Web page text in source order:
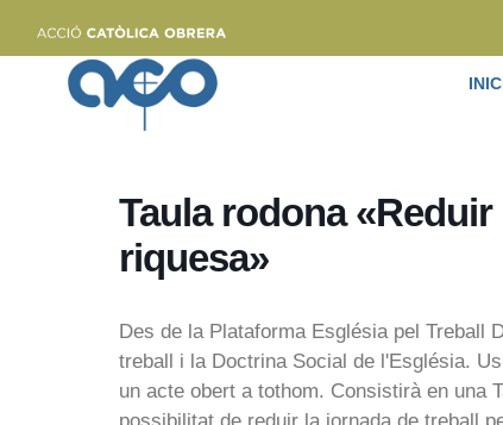
Taula rodona
riquesa»
Des de la Plataforma Església pel Treball
treball i la Doctrina Social de l'Església.
un acte obert a tothom. Consistirà en una